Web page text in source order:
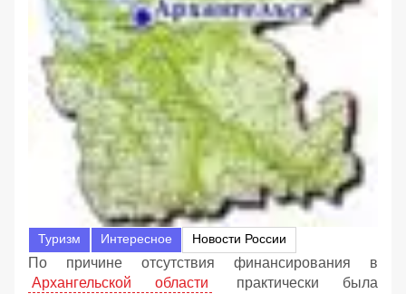
Туризм Интересное Новости России
По причине отсутствия финансирования в
Архангельской области
практически была